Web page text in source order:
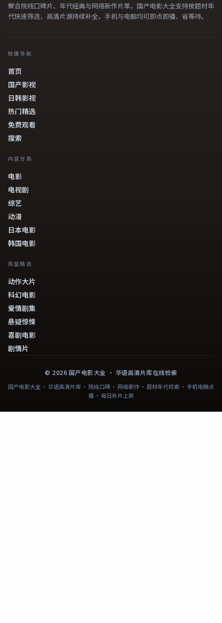
聚合院线口碑片、年代经典与网络新作片单，国产电影大全支持按题材年
代快速筛选，高清片源持续补全，手机与电脑均可即点即播、省等待。
快捷导航
首页
国产影视
日韩影视
热门精选
免费观看
搜索
内容分类
电影
电视剧
综艺
动漫
日本电影
韩国电影
类型精选
动作大片
科幻电影
爱情剧集
悬疑惊悚
喜剧电影
剧情片
© 2026 国产电影大全 · 华语高清片库在线检索
国产电影大全 · 华语高清片库 · 院线口碑 · 网络新作 · 题材年代检索 · 手机电脑点
播 · 每日补片上新